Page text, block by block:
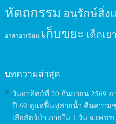
หัตถกรรม อนุรักษ์สิ่ง
อาสาอาเซียน เก็บขยะ เด็กเ
บทความล่าสุด
วันอาทิตย์ที่ 20 กันยายน 2569 อ
ปี 69 ดูแลฟื้นฟูสายน้ำ คืนความ
เสียสัตว์ป่า ภายใน 1 วัน จ.เพชร